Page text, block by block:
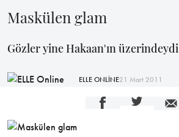
Maskülen glam
Gözler yine Hakaan'ın üzerindeydi
ELLE ONLİNE21 Mart 2011